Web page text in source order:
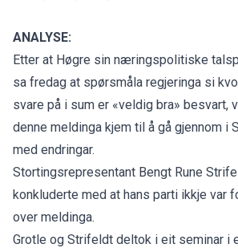
ANALYSE:
Etter at Høgre sin næringspolitiske
sa fredag at spørsmåla regjeringa si
svare på i sum er «veldig bra» besvart,
denne meldinga kjem til å gå gjennom i
med endringar.
Stortingsrepresentant Bengt Rune
konkluderte med at hans parti ikkje var
over meldinga.
Grotle og Strifeldt deltok i eit seminar i